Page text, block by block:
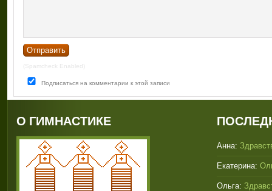
(Spamcheck Enabled)
Подписаться на комментарии к этой записи
О ГИМНАСТИКЕ
Анна:
Екатерина:
Ольга: